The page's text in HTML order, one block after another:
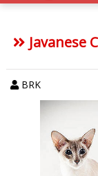
Javanese
BRK